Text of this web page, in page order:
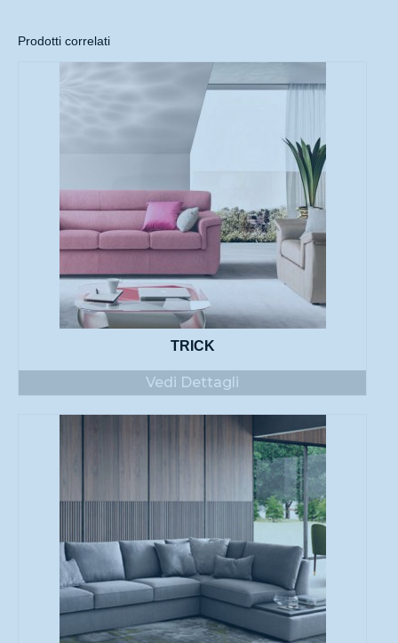
Prodotti correlati
TRICK
Vedi Dettagli